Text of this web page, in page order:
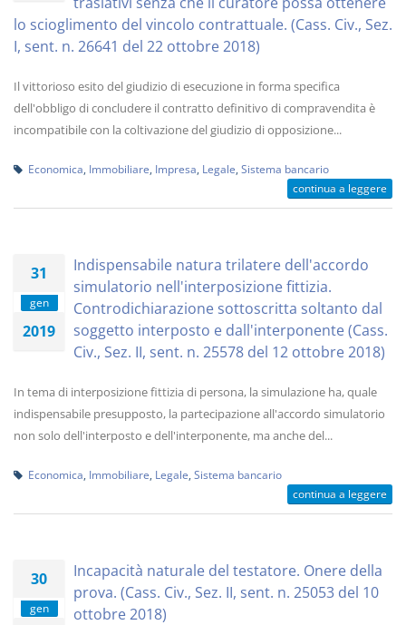
lo scioglimento del vincolo contrattuale. (Cass. Civ., Sez.
I, sent. n. 26641 del 22 ottobre 2018)
Il vittorioso esito del giudizio di esecuzione in forma specifica
dell'obbligo di concludere il contratto definitivo di compravendita è
incompatibile con la coltivazione del giudizio di opposizione...
Economica Immobiliare Impresa Legale Sistema bancario
continua a leggere
31
gen
2019
Indispensabile natura trilatere dell'accordo
simulatorio nell'interposizione fittizia.
Controdichiarazione sottoscritta soltanto dal
soggetto interposto e dall'interponente (Cass.
Civ., Sez. II, sent. n. 25578 del 12 ottobre 2018)
In tema di interposizione fittizia di persona, la simulazione ha, quale
indispensabile presupposto, la partecipazione all'accordo simulatorio
non solo dell'interposto e dell'interponente, ma anche del...
Economica Immobiliare Legale Sistema bancario
continua a leggere
30
gen
Incapacità naturale del testatore. Onere della
prova. (Cass. Civ., Sez. II, sent. n. 25053 del 10
ottobre 2018)